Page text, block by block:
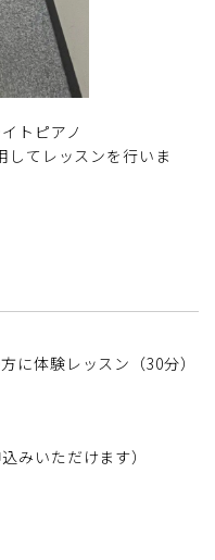
トピアノ
してレッスンを行いま
に体験レッスン（30分）
みいただけます）